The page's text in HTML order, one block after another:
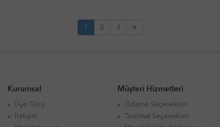
1 2 3
Kurumsal
Üye Girişi
İletişim
Müşteri Hizmetleri
Ödeme Seçenekleri
Teslimat Seçenekleri